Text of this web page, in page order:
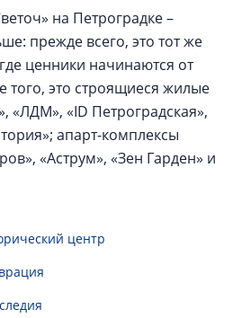
на Петроградке –
прежде всего, это тот же
ценники начинаются от
того, это строящиеся жилые
«ЛДМ», «ID Петроградская»,
апарт-комплексы
«Аструм», «Зен Гарден» и
центр